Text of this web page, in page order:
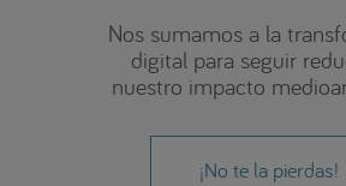
Nos sumamos a la
digital para seguir
nuestro impacto
¡No te la pierdas!